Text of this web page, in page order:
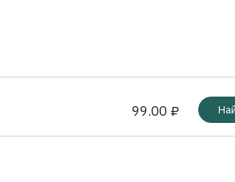
99.00 ₽